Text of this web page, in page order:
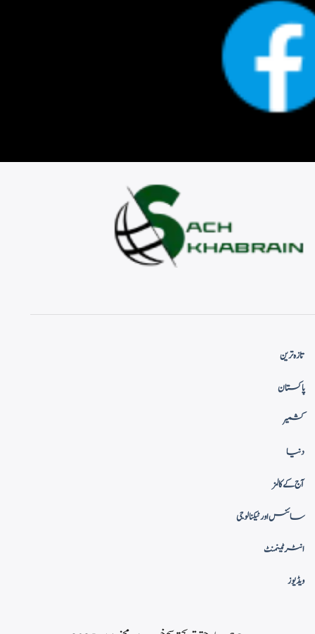
تازہ ترین
پاکستان
کشمیر
دنیا
آج کے کالمز
سائنس اور ٹیکنالوجی
انٹرٹینمنٹ
ویڈیوز